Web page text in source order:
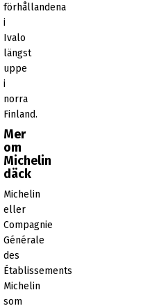
förhållandena
i
Ivalo
längst
uppe
i
norra
Finland.
Mer
om
Michelin
däck
Michelin
eller
Compagnie
Générale
des
Établissements
Michelin
som